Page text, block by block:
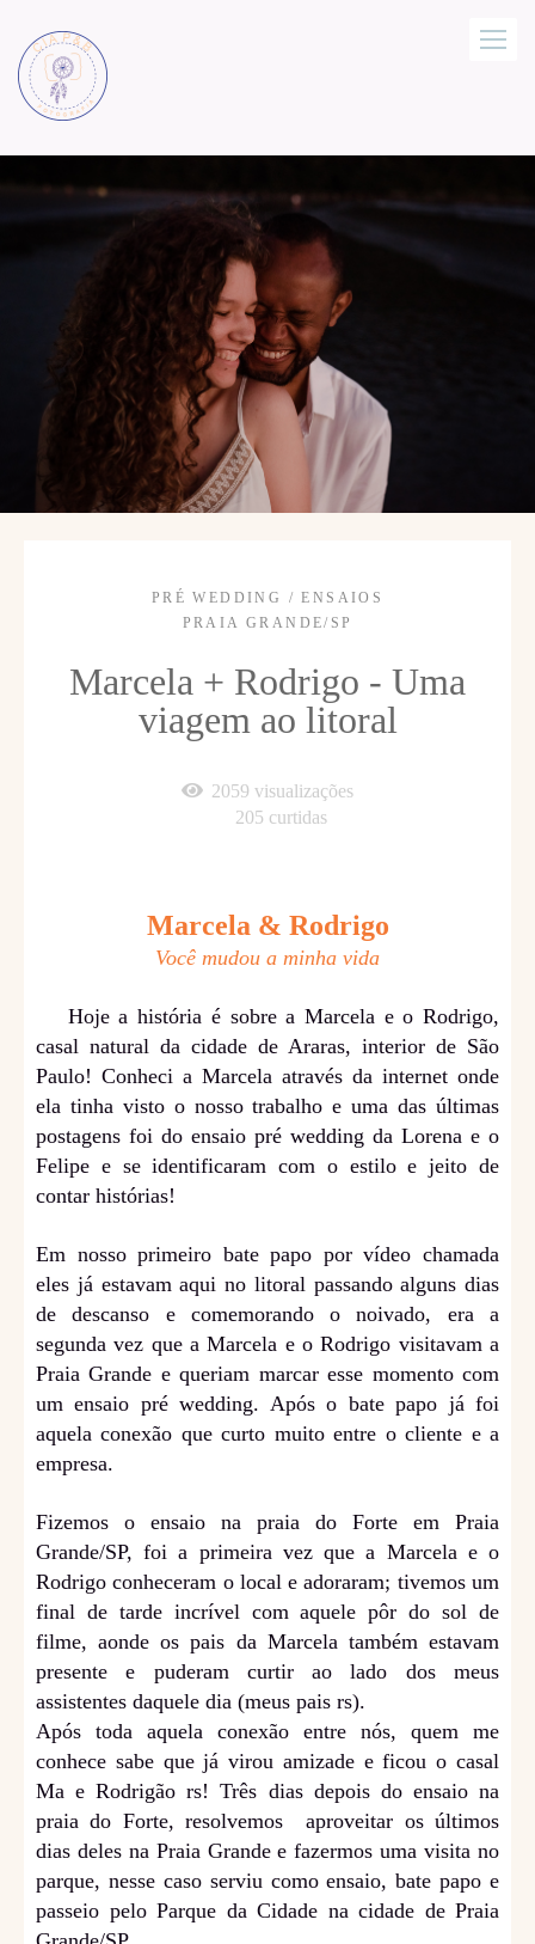
PRÉ WEDDING / ENSAIOS
PRAIA GRANDE/SP
Marcela + Rodrigo - Uma
viagem ao litoral
2059 visualizações
205 curtidas
Marcela & Rodrigo
Você mudou a minha vida
Hoje a história é sobre a Marcela e o Rodrigo,
casal natural da cidade de Araras, interior de São
Paulo! Conheci a Marcela através da internet onde
ela tinha visto o nosso trabalho e uma das últimas
postagens foi do ensaio pré wedding da Lorena e o
Felipe e se identificaram com o estilo e jeito de
contar histórias!
Em nosso primeiro bate papo por vídeo chamada
eles já estavam aqui no litoral passando alguns dias
de descanso e comemorando o noivado, era a
segunda vez que a Marcela e o Rodrigo visitavam a
Praia Grande e queriam marcar esse momento com
um ensaio pré wedding. Após o bate papo já foi
aquela conexão que curto muito entre o cliente e a
empresa.
Fizemos o ensaio na praia do Forte em Praia
Grande/SP, foi a primeira vez que a Marcela e o
Rodrigo conheceram o local e adoraram; tivemos um
final de tarde incrível com aquele pôr do sol de
filme, aonde os pais da Marcela também estavam
presente e puderam curtir ao lado dos meus
assistentes daquele dia (meus pais rs).
Após toda aquela conexão entre nós, quem me
conhece sabe que já virou amizade e ficou o casal
Ma e Rodrigão rs! Três dias depois do ensaio na
praia do Forte, resolvemos aproveitar os últimos
dias deles na Praia Grande e fazermos uma visita no
parque, nesse caso serviu como ensaio, bate papo e
passeio pelo Parque da Cidade na cidade de Praia